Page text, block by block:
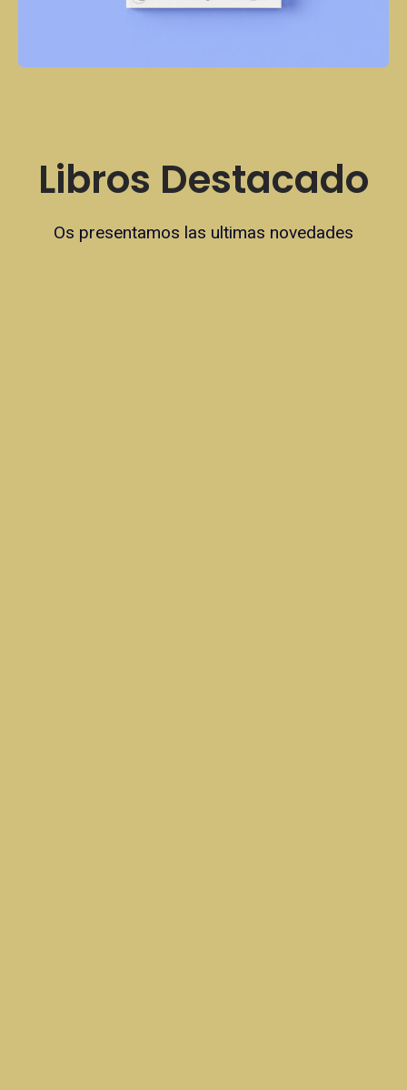
Libros Destacado
Os presentamos las ultimas novedades